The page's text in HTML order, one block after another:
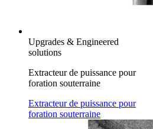
Upgrades & Engineered
solutions
Extracteur de puissance pour
foration souterraine
Extracteur de puissance pour
foration souterraine